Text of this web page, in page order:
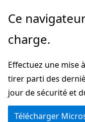
Passer
directement
au
principal
Ce
charge.
Effectuez une mise
tirer parti des
jour de sécurité et
Télécharger